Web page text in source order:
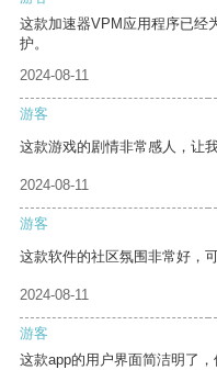
这款加速器VPM应用程序已经
护。
2024-08-11
游客
这款游戏的剧情非常感人，让
2024-08-11
游客
这款软件的社区氛围非常好，
2024-08-11
游客
这款app的用户界面简洁明了